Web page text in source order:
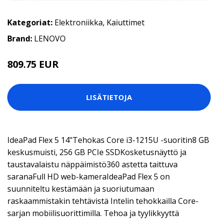
Kategoriat: Elektroniikka, Kaiuttimet
Brand: LENOVO
809.75 EUR
LISÄTIETOJA
IdeaPad Flex 5 14"Tehokas Core i3-1215U -suoritin8 GB
keskusmuisti, 256 GB PCIe SSDKosketusnäyttö ja
taustavalaistu näppäimistö360 astetta taittuva
saranaFull HD web-kameraIdeaPad Flex 5 on
suunniteltu kestämään ja suoriutumaan
raskaammistakin tehtävistä Intelin tehokkailla Core-
sarjan mobiilisuorittimilla. Tehoa ja tyylikkyyttä